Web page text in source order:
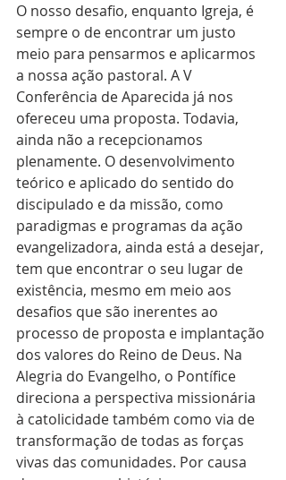
O nosso desafio, enquanto Igreja, é
sempre o de encontrar um justo
meio para pensarmos e aplicarmos
a nossa ação pastoral. A V
Conferência de Aparecida já nos
ofereceu uma proposta. Todavia,
ainda não a recepcionamos
plenamente. O desenvolvimento
teórico e aplicado do sentido do
discipulado e da missão, como
paradigmas e programas da ação
evangelizadora, ainda está a desejar,
tem que encontrar o seu lugar de
existência, mesmo em meio aos
desafios que são inerentes ao
processo de proposta e implantação
dos valores do Reino de Deus. Na
Alegria do Evangelho, o Pontífice
direciona a perspectiva missionária
à catolicidade também como via de
transformação de todas as forças
vivas das comunidades. Por causa